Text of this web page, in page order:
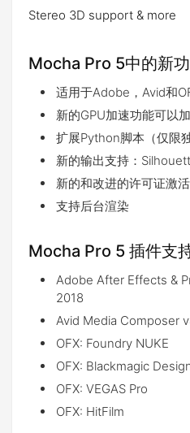
Stereo 3D support & more
Mocha Pro 5中的新功
适用于Adobe，Avid和
新的GPU加速功能可以
扩展Python脚本（仅限独
新的输出支持：
新的和改进的许可证激
支持后台渲染
Mocha Pro 5 插件支
Adobe After Effects &
2018
Avid Media Composer
OFX: Foundry NUKE
OFX: Blackmagic
OFX: VEGAS Pro
OFX: HitFilm